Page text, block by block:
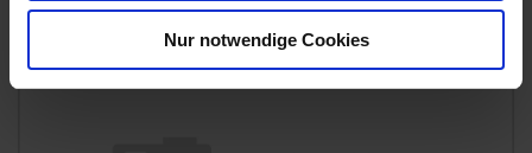
Nur notwendige Cookies